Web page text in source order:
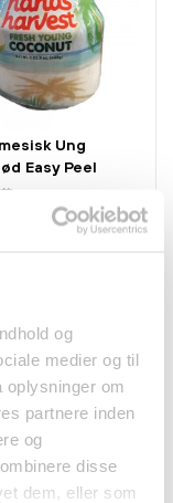
og
medier og til
oplysninger om
partnere inden
og
disse
dem, eller som
Ung
Easy Peel